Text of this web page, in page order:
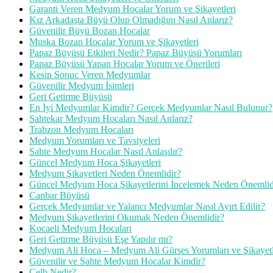
Garanti Veren Medyum Hocalar Yorum ve Şikayetleri
Kız Arkadaşta Büyü Olup Olmadığını Nasıl Anlarız?
Güvenilir Büyü Bozan Hocalar
Muska Bozan Hocalar Yorum ve Şikayetleri
Papaz Büyüsü Etkileri Nedir? Papaz Büyüsü Yorumları
Papaz Büyüsü Yapan Hocalar Yorum ve Önerileri
Kesin Sonuç Veren Medyumlar
Güvenilir Medyum İsimleri
Geri Getirme Büyüsü
En İyi Medyumlar Kimdir? Gerçek Medyumlar Nasıl Bulunur?
Sahtekar Medyum Hocaları Nasıl Anlarız?
Trabzon Medyum Hocaları
Medyum Yorumları ve Tavsiyeleri
Sahte Medyum Hocalar Nasıl Anlaşılır?
Güncel Medyum Hoca Şikayetleri
Medyum Şikayetleri Neden Önemlidir?
Güncel Medyum Hoca Şikayetlerini İncelemek Neden
Canbar Büyüsü
Gerçek Medyumlar ve Yalancı Medyumlar Nasıl Ayırt Edilir?
Medyum Şikayetlerini Okumak Neden Önemlidir?
Kocaeli Medyum Hocaları
Geri Getirme Büyüsü Eşe Yapılır mı?
Medyum Ali Hoca – Medyum Ali Gürses Yorumları ve
Güvenilir ve Sahte Medyum Hocalar Kimdir?